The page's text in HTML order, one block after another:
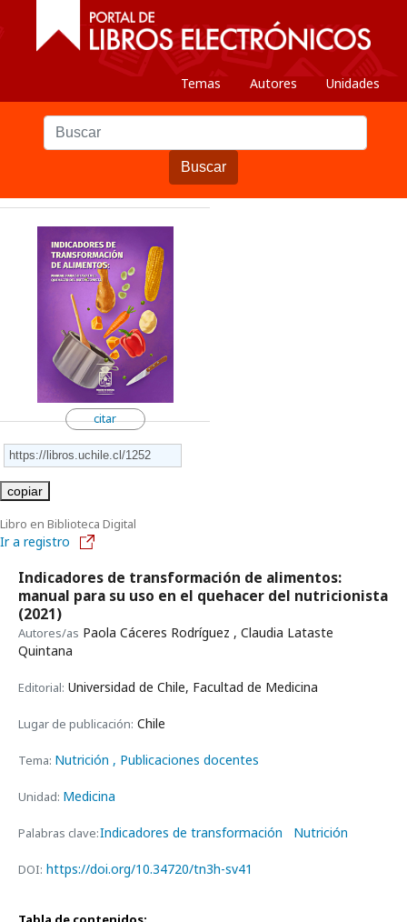
Temas Autores Unidades
Buscar
citar
copiar
Libro en Biblioteca Digital
Ir a registro
Indicadores de transformación de alimentos:
manual para su uso en el quehacer del nutricionista
(2021)
Autores/as Paola Cáceres Rodríguez , Claudia Lataste
Quintana
Editorial: Universidad de Chile, Facultad de Medicina
Lugar de publicación: Chile
Tema: Nutrición , Publicaciones docentes
Unidad: Medicina
Palabras clave:Indicadores de transformación Nutrición
DOI: https://doi.org/10.34720/tn3h-sv41